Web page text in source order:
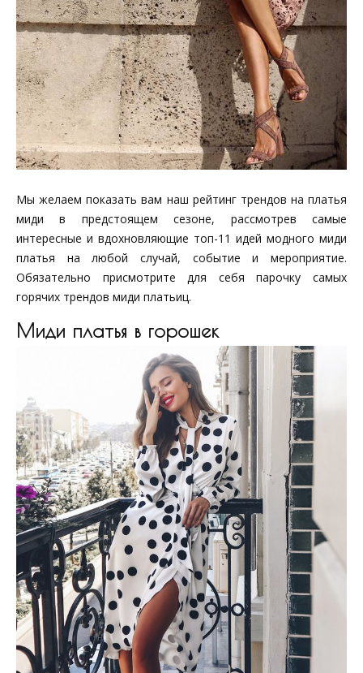
Мы желаем показать вам наш рейтинг трендов на платья
миди в предстоящем сезоне, рассмотрев самые
интересные и вдохновляющие топ-11 идей модного миди
платья на любой случай, событие и мероприятие.
Обязательно присмотрите для себя парочку самых
горячих трендов миди платьиц.
Миди платья в горошек